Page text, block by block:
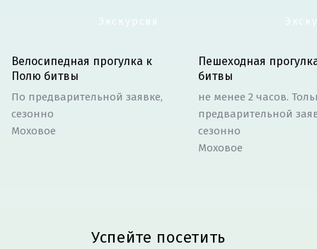
Экскурсия
Велосипедная прогулка к
Полю битвы
По предварительной заявке,
сезонно
Моховое
Пешеходная
битвы
не менее 2 часов.
предварительной
сезонно
Моховое
Успейте посетить